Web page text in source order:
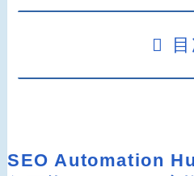
SEO Automation